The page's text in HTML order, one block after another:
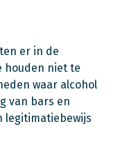
er in de
houden niet te
waar alcohol
van bars en
legitimatiebewijs